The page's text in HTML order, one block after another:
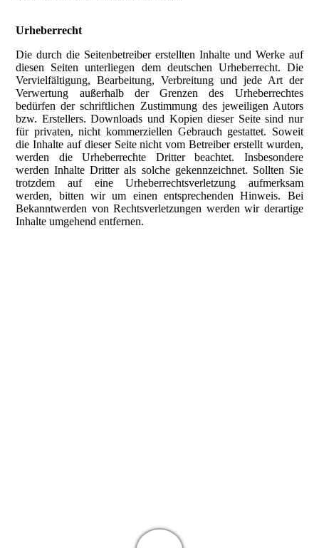
Urheberrecht
Die durch die Seitenbetreiber erstellten Inhalte und Werke auf
diesen Seiten unterliegen dem deutschen Urheberrecht. Die
Vervielfältigung, Bearbeitung, Verbreitung und jede Art der
Verwertung außerhalb der Grenzen des Urheberrechtes
bedürfen der schriftlichen Zustimmung des jeweiligen Autors
bzw. Erstellers. Downloads und Kopien dieser Seite sind nur
für privaten, nicht kommerziellen Gebrauch gestattet. Soweit
die Inhalte auf dieser Seite nicht vom Betreiber erstellt wurden,
werden die Urheberrechte Dritter beachtet. Insbesondere
werden Inhalte Dritter als solche gekennzeichnet. Sollten Sie
trotzdem auf eine Urheberrechtsverletzung aufmerksam
werden, bitten wir um einen entsprechenden Hinweis. Bei
Bekanntwerden von Rechtsverletzungen werden wir derartige
Inhalte umgehend entfernen.